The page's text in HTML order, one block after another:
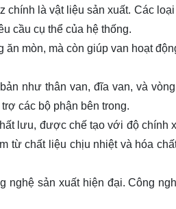
chính là vật liệu sản xuất. Các
cầu cụ thể của hệ thống.
mòn, mà còn giúp van hoạt
như thân van, đĩa van, và
các bộ phận bên trong.
lưu, được chế tạo với độ chính
từ chất liệu chịu nhiệt và hóa
nghệ sản xuất hiện đại. Công